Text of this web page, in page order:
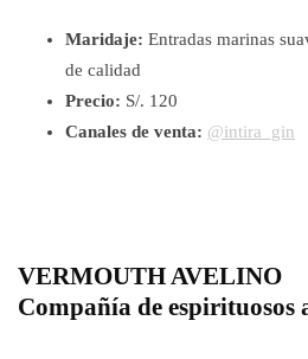
Maridaje: Entradas marinas
de calidad
Precio: S/. 120
Canales de venta: @intira_gin
VERMOUTH AVELINO
Compañía de espirituosos